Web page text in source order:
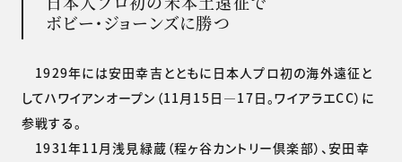
ボビー・ジョーンズに勝つ
1929年には安田幸吉とともに日本人プロ初の海外遠征と
してハワイアンオープン（11月15日―17日。ワイアラエCC）に
参戦する。
1931年11月浅見緑蔵（程ヶ谷カントリー倶楽部）、安田幸